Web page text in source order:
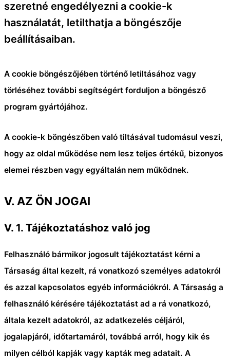
szeretné engedélyezni a cookie-k
használatát, letilthatja a böngészője
beállításaiban.
A cookie böngészőjében történő letiltásához vagy
törléséhez további segítségért forduljon a böngésző
program gyártójához.
A cookie-k böngészőben való tiltásával tudomásul veszi,
hogy az oldal működése nem lesz teljes értékű, bizonyos
elemei részben vagy egyáltalán nem működnek.
V. AZ ÖN JOGAI
V. 1. Tájékoztatáshoz való jog
Felhasználó bármikor jogosult tájékoztatást kérni a
Társaság által kezelt, rá vonatkozó személyes adatokról
és azzal kapcsolatos egyéb információkról. A Társaság a
felhasználó kérésére tájékoztatást ad a rá vonatkozó,
általa kezelt adatokról, az adatkezelés céljáról,
jogalapjáról, időtartamáról, továbbá arról, hogy kik és
milyen célból kapják vagy kapták meg adatait. A